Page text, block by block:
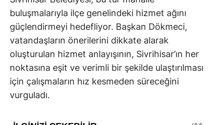
buluşmalarıyla ilçe genelindeki hizmet ağını
güçlendirmeyi hedefliyor. Başkan Dökmeci,
vatandaşların önerilerini dikkate alarak
oluşturulan hizmet anlayışının, Sivrihisar’ın her
noktasına eşit ve verimli bir şekilde ulaştırılması
için çalışmaların hız kesmeden süreceğini
vurguladı.